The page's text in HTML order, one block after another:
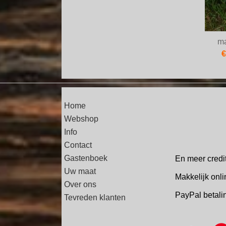
Home
Webshop
Info
Contact
Gastenboek
Uw maat
Over ons
Tevreden klanten
En meer
Makkelijk
PayPal